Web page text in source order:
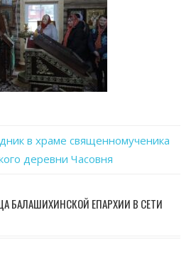
в храме священномученика
деревни Часовня
БАЛАШИХИНСКОЙ ЕПАРХИИ В СЕТИ